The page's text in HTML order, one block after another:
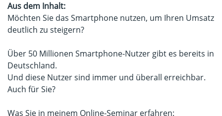
Aus dem Inhalt:
Möchten Sie das Smartphone nutzen, um Ihren Umsatz
deutlich zu steigern?
Über 50 Millionen Smartphone-Nutzer gibt es bereits in
Deutschland.
Und diese Nutzer sind immer und überall erreichbar.
Auch für Sie?
Was Sie in meinem Online-Seminar erfahren: